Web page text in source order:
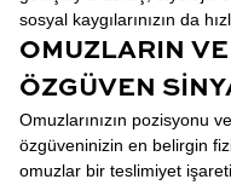
sosyal kaygılarınızın da
OMUZLARIN
ÖZGÜVEN
Omuzlarınızın pozisyonu
özgüveninizin en belirgin
omuzlar bir teslimiyet